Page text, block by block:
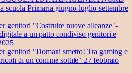
scuola Primaria giugno-luglio-settembre
genitori "Costruire nuove alleanze"-
a un patto condiviso genitori e
genitori "Domani smetto! Tra gaming e
di un confine sottile" 27 febbraio